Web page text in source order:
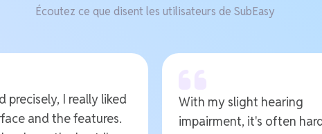
Écoutez ce que disent les utilisateurs de SubEasy
precisely, I really liked
and the features.
With my slight hearing
impairment, it's often